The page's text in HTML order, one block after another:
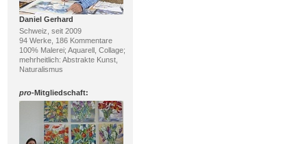
Daniel Gerhard
Schweiz, seit 2009
94 Werke, 186 Kommentare
100% Malerei; Aquarell, Collage;
mehrheitlich: Abstrakte Kunst,
Naturalismus
pro-Mitgliedschaft: